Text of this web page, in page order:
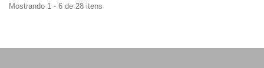
Mostrando 1 - 6 de 28 itens